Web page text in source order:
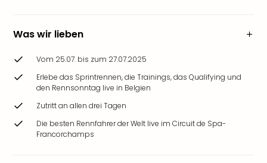
Was wir lieben
Vom 25.07. bis zum 27.07.2025
Erlebe das Sprintrennen, die Trainings, das Qualifying und
den Rennsonntag live in Belgien
Zutritt an allen drei Tagen
Die besten Rennfahrer der Welt live im Circuit de Spa-
Francorchamps